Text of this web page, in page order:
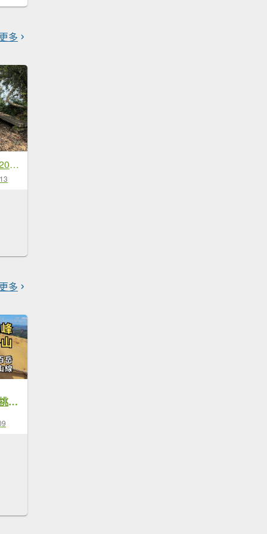
多
[微笑山線_第八段] 2026_0411 二格山系_炙子頭山
多
筆架連峰-二格山｜挑戰６公里攀岩稜線，順登小百岳